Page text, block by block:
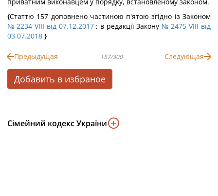
{Статтю 157 доповнено частиною п'ятою згідно із Законом
№ 2234-VIII від 07.12.2017; в редакції Закону № 2475-VIII від
03.07.2018 }
Предыдущая 157/300 Следующая
Добавить в избраное
Сімейний кодекс України